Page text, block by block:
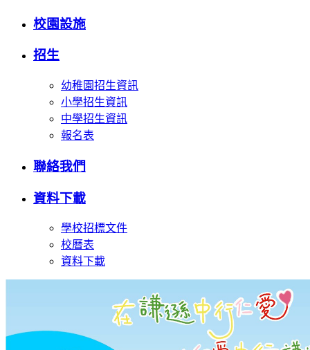
校園設施
招生
幼稚園招生資訊
小學招生資訊
中學招生資訊
報名表
聯絡我們
資料下載
學校招標文件
校曆表
資料下載